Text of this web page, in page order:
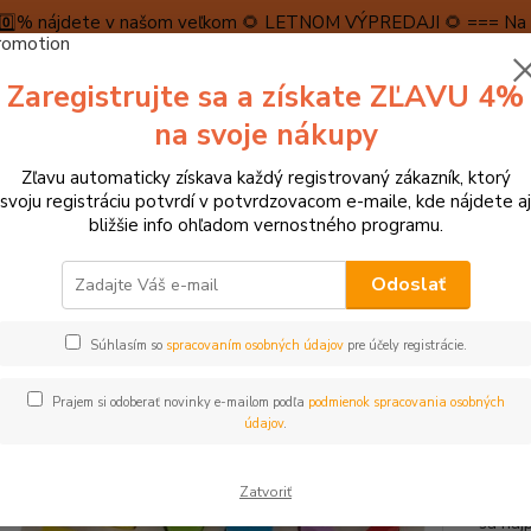
nájdete v našom veľkom 🌻 LETNOM VÝPREDAJI 🌻 ===
máme teraz pripravené špeciálne zľavy až do výšky 1️⃣5️⃣%
A PLATBA RECENZIE 👉VRÁTENIE TOVARU👈
Hľadať
(Po-
Edukačné hračky Počítadlá, číslice, násobilky Hape Puzzle číslice
Puzzle číslice
S
sa
Zaregistrujte sa a získate ZĽAVU 4%
na svoje nákupy
Zľavu automaticky získava každý registrovaný zákazník, ktorý
svoju registráciu potvrdí v potvrdzovacom e-maile, kde nájdete aj
bližšie info ohľadom vernostného programu.
Odoslať
Súhlasím so spracovaním osobných údajovpre účely registrácie.
Prajem si odoberať novinky e-mailom podľa podmienok spracovania osobných
údajov.
Zatvoriť